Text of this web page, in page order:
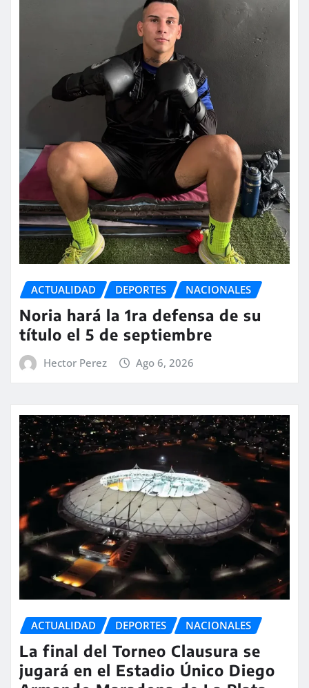
ACTUALIDAD DEPORTES NACIONALES
Noria hará la 1ra defensa de su
título el 5 de septiembre
Hector Perez Ago 6, 2026
ACTUALIDAD DEPORTES NACIONALES
La final del Torneo Clausura se
jugará en el Estadio Único Diego